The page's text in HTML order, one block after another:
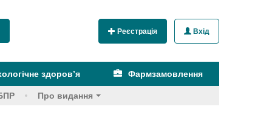
Реєстрація Вхід
здоров’я Фармзамовлення
Про видання